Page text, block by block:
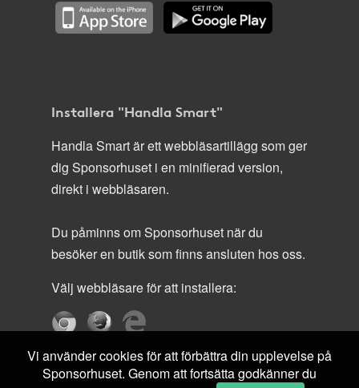
Installera "Handla Smart"
Handla Smart är ett webbläsartillägg som ger
dig Sponsorhuset i en minifierad version,
direkt i webbläsaren.
Du påminns om Sponsorhuset när du
besöker en butik som finns ansluten hos oss.
Välj webbläsare för att installera:
Vi använder cookies för att förbättra din upplevelse på
Sponsorhuset. Genom att fortsätta godkänner du